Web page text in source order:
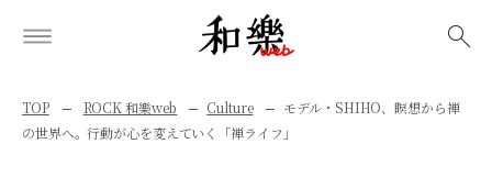
TOP ROCK 和樂web Culture
モデル・SHIHO、瞑想から禅
の世界へ。行動が心を変えていく「禅ライフ」